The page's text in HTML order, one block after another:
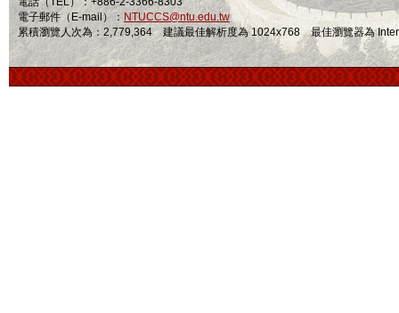
電子郵件（E-mail）： NTUCCS@ntu.edu.tw
累積瀏覽人次為：2,779,364 建議最佳解析度為 1024x768 最佳瀏覽器為